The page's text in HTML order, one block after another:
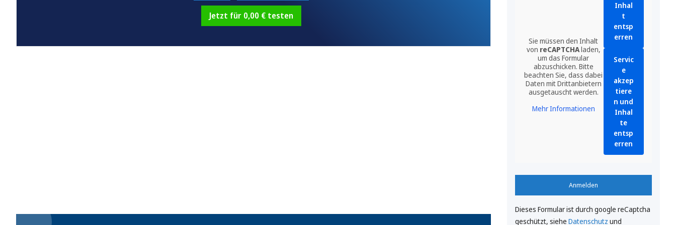
Jetzt für 0,00 € testen
Sie müssen den Inhalt
von reCAPTCHAladen,
um das Formular
abzuschicken. Bitte
beachten Sie, dass dabei
Daten mit Drittanbietern
ausgetauscht werden.
Mehr Informationen
Inhal
t
entsp
erren
Servic
e
akzep
tiere
n und
Inhal
te
entsp
erren
Anmelden
Dieses Formular ist durch google reCaptcha
geschützt, siehe Datenschutz und